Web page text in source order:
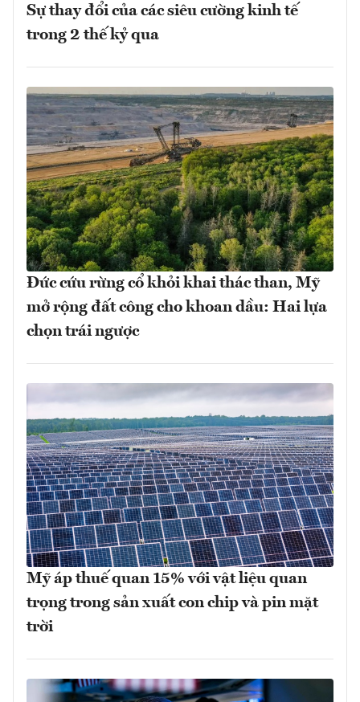
Sự thay đổi của các siêu cường kinh tế
trong 2 thế kỷ qua
Đức cứu rừng cổ khỏi khai thác than, Mỹ
mở rộng đất công cho khoan dầu: Hai lựa
chọn trái ngược
Mỹ áp thuế quan 15% với vật liệu quan
trọng trong sản xuất con chip và pin mặt
trời